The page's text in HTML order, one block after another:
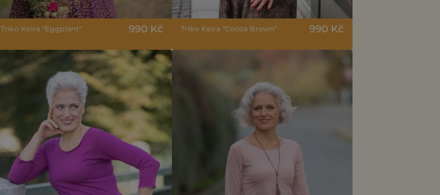
Triko Keira "Eggplant" 990 Kč Triko Keira "Cocoa Brown" 990 Kč